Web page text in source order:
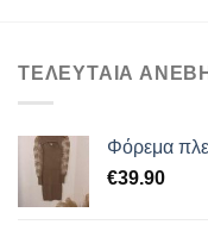
ΤΕΛΕΥΤΑΙΑ
Φόρεμα
€39.90